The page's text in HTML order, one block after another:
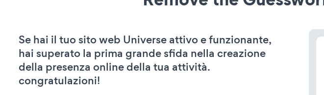
Se hai il tuo sito web Universe attivo e funzionante,
hai superato la prima grande sfida nella creazione
della presenza online della tua attività.
congratulazioni!